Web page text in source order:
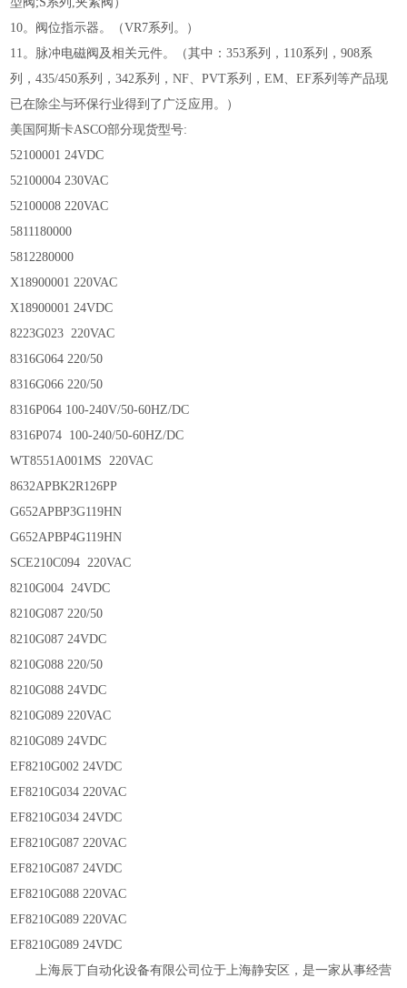
10。阀位指示器。（VR7系列。）
11。脉冲电磁阀及相关元件。（其中：353系列，110系列，908系
列，435/450系列，342系列，NF、PVT系列，EM、EF系列等产品现
已在除尘与环保行业得到了广泛应用。）
美国阿斯卡ASCO部分现货型号:
52100001 24VDC
52100004 230VAC
52100008 220VAC
5811180000
5812280000
X18900001 220VAC
X18900001 24VDC
8223G023 220VAC
8316G064 220/50
8316G066 220/50
8316P064 100-240V/50-60HZ/DC
8316P074 100-240/50-60HZ/DC
WT8551A001MS 220VAC
8632APBK2R126PP
G652APBP3G119HN
G652APBP4G119HN
SCE210C094 220VAC
8210G004 24VDC
8210G087 220/50
8210G087 24VDC
8210G088 220/50
8210G088 24VDC
8210G089 220VAC
8210G089 24VDC
EF8210G002 24VDC
EF8210G034 220VAC
EF8210G034 24VDC
EF8210G087 220VAC
EF8210G087 24VDC
EF8210G088 220VAC
EF8210G089 220VAC
EF8210G089 24VDC
上海辰丁自动化设备有限公司位于上海静安区，是一家从事经营